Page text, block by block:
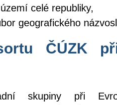
celé republiky,
geografického
ČÚZK
skupiny při